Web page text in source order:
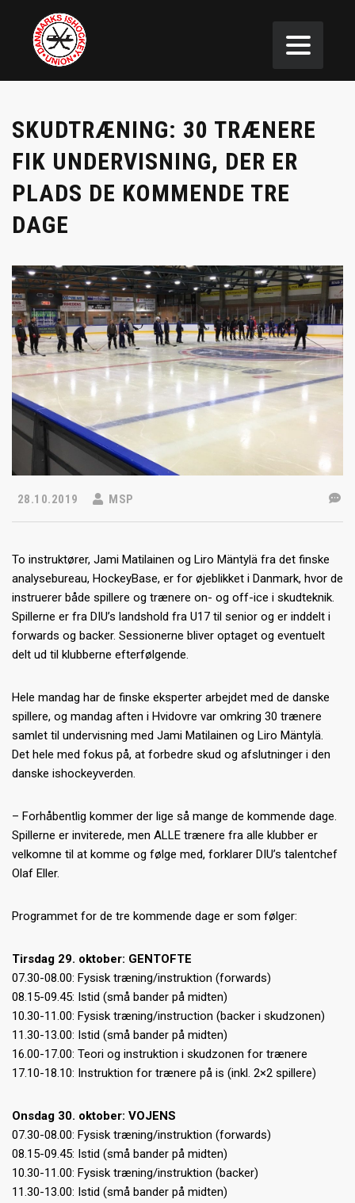
SKUDTRÆNING: 30 TRÆNERE
FIK UNDERVISNING, DER ER
PLADS DE KOMMENDE TRE
DAGE
28.10.2019 MSP
To instruktører, Jami Matilainen og Liro Mäntylä fra det finske
analysebureau, HockeyBase, er for øjeblikket i Danmark, hvor de
instruerer både spillere og trænere on- og off-ice i skudteknik.
Spillerne er fra DIU’s landshold fra U17 til senior og er inddelt i
forwards og backer. Sessionerne bliver optaget og eventuelt
delt ud til klubberne efterfølgende.
Hele mandag har de finske eksperter arbejdet med de danske
spillere, og mandag aften i Hvidovre var omkring 30 trænere
samlet til undervisning med Jami Matilainen og Liro Mäntylä.
Det hele med fokus på, at forbedre skud og afslutninger i den
danske ishockeyverden.
– Forhåbentlig kommer der lige så mange de kommende dage.
Spillerne er inviterede, men ALLE trænere fra alle klubber er
velkomne til at komme og følge med, forklarer DIU’s talentchef
Olaf Eller.
Programmet for de tre kommende dage er som følger:
Tirsdag 29. oktober: GENTOFTE
07.30-08.00: Fysisk træning/instruktion (forwards)
08.15-09.45: Istid (små bander på midten)
10.30-11.00: Fysisk træning/instruction (backer i skudzonen)
11.30-13.00: Istid (små bander på midten)
16.00-17.00: Teori og instruktion i skudzonen for trænere
17.10-18.10: Instruktion for trænere på is (inkl. 2×2 spillere)
Onsdag 30. oktober: VOJENS
07.30-08.00: Fysisk træning/instruktion (forwards)
08.15-09.45: Istid (små bander på midten)
10.30-11.00: Fysisk træning/instruktion (backer)
11.30-13.00: Istid (små bander på midten)